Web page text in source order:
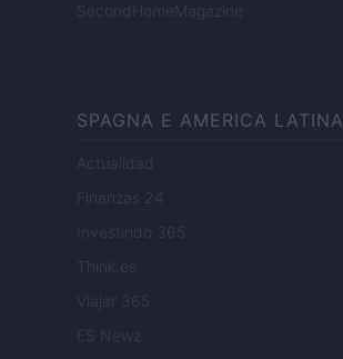
SecondHomeMagazine
SPAGNA E AMERICA LATINA
Actualidad
Finanzas 24
Investindo 365
Think.es
Viajar 365
ES Newz